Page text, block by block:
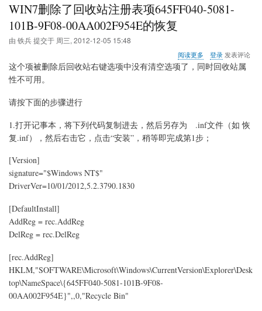
Windows
WIN7删除了回收站注册表项645FF040-5081-
101B-9F08-00AA002F954E的恢复
由 铁兵提交于 周三, 2012-12-05 15:48
阅读更多
于
WIN7
收
注
登录发表评论
这个项被删除后回收站右键选项中没有清空选项了，同时回收站属
性不可用。
请按下面的步骤进行
1.打开记事本，将下列代码复制进去，然后另存为 .inf文件（如 恢
复.inf），然后右击它，点击“安装”，稍等即完成第1步；
[Version]
signature="$Windows NT$"
DriverVer=10/01/2012,5.2.3790.1830
[DefaultInstall]
AddReg = rec.AddReg
DelReg = rec.DelReg
[rec.AddReg]
HKLM,"SOFTWARE\Microsoft\Windows\CurrentVersion\Explorer\Desk
top\NameSpace\{645FF040-5081-101B-9F08-
00AA002F954E}",,0,"Recycle Bin"